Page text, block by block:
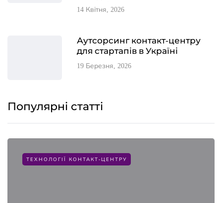
14 Квітня, 2026
Аутсорсинг контакт-центру
для стартапів в Україні
19 Березня, 2026
Популярні статті
ТЕХНОЛОГІЇ КОНТАКТ-ЦЕНТРУ